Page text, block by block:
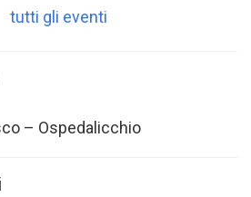
tutti gli eventi
– Ospedalicchio